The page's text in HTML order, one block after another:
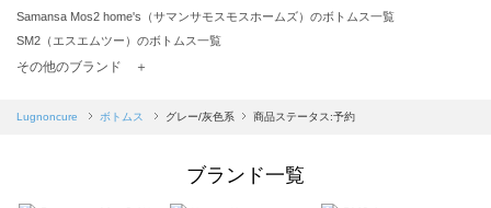
Samansa Mos2 home's（サマンサモスモスホームズ）のボトムス一覧
SM2（エスエムツー）のボトムス一覧
TSUHARU by Samansa Mos2（ツハルバイサマンサモスモス）のボトムス一覧
Samansa Mos2 blue（サマンサモスモス ブルー）のボトムス一覧
sō4ū（ソウフォーユー）のボトムス一覧
その他のブランド ＋
Lugnoncure ボトムス グレー/灰色系 商品ステータス:予約
ブランド一覧